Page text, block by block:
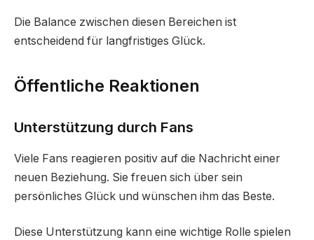
Die Balance zwischen diesen Bereichen ist
entscheidend für langfristiges Glück.
Öffentliche Reaktionen
Unterstützung durch Fans
Viele Fans reagieren positiv auf die Nachricht einer
neuen Beziehung. Sie freuen sich über sein
persönliches Glück und wünschen ihm das Beste.
Diese Unterstützung kann eine wichtige Rolle spielen